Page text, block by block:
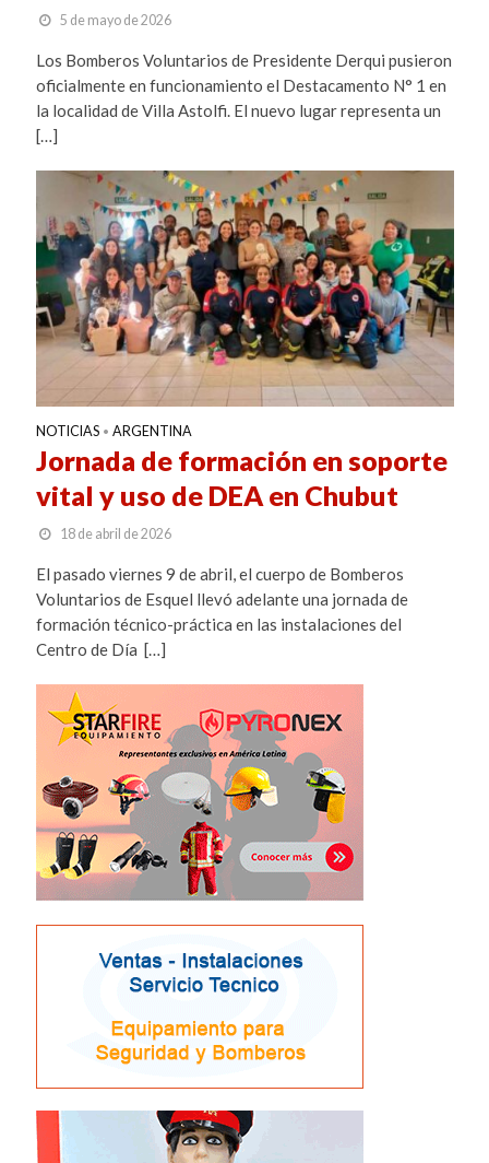
5 de mayo de 2026
Los Bomberos Voluntarios de Presidente Derqui pusieron
oficialmente en funcionamiento el Destacamento N° 1 en
la localidad de Villa Astolfi. El nuevo lugar representa un
[…]
NOTICIAS • ARGENTINA
Jornada de formación en soporte
vital y uso de DEA en Chubut
18 de abril de 2026
El pasado viernes 9 de abril, el cuerpo de Bomberos
Voluntarios de Esquel llevó adelante una jornada de
formación técnico-práctica en las instalaciones del
Centro de Día […]